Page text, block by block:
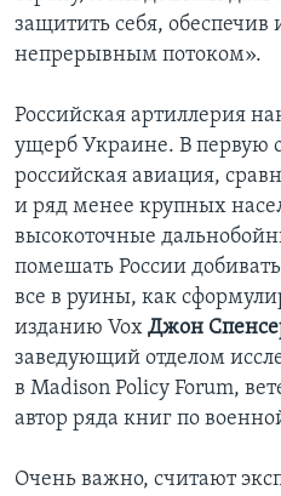
защитить себя,
непрерывным потоком».
Российская артиллерия
ущерб Украине. В первую
российская авиация,
и ряд менее крупных
высокоточные
помешать России
все в руины, как
изданию Vox Джон
заведующий отделом
в Madison Policy Forum,
автор ряда книг по
Очень важно, считают